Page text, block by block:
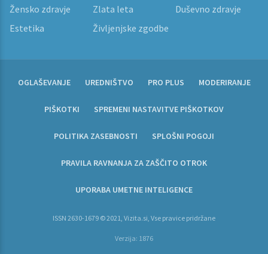
Žensko zdravje
Zlata leta
Duševno zdravje
Estetika
Življenjske zgodbe
OGLAŠEVANJE UREDNIŠTVO PRO PLUS MODERIRANJE
PIŠKOTKI SPREMENI NASTAVITVE PIŠKOTKOV
POLITIKA ZASEBNOSTI SPLOŠNI POGOJI
PRAVILA RAVNANJA ZA ZAŠČITO OTROK
UPORABA UMETNE INTELIGENCE
ISSN 2630-1679 © 2021, Vizita.si, Vse pravice pridržane
Verzija: 1876